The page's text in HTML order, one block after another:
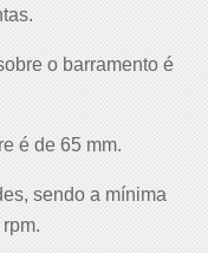
o barramento é
é de 65 mm.
sendo a mínima